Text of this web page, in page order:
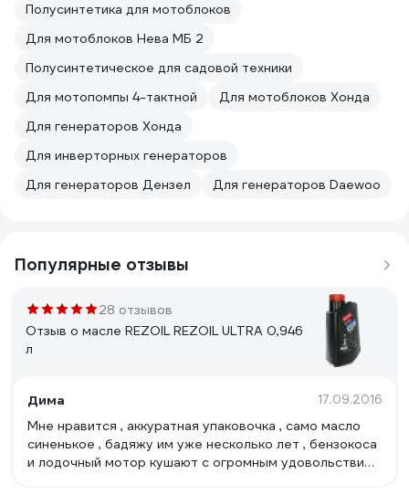
Полусинтетика для мотоблоков
Для мотоблоков Нева МБ 2
Полусинтетическое для садовой техники
Для мотопомпы 4-тактной
Для мотоблоков Хонда
Для генераторов Хонда
Для инверторных генераторов
Для генераторов Дензел
Для генераторов Daewoo
Популярные отзывы
28 отзывов
Отзыв о масле REZOIL REZOIL ULTRA 0,946
л
Дима 17.09.2016
Мне нравится , аккуратная упаковочка , само масло
синенькое , бадяжу им уже несколько лет , бензокоса
и лодочный мотор кушают с огромным удовольствием